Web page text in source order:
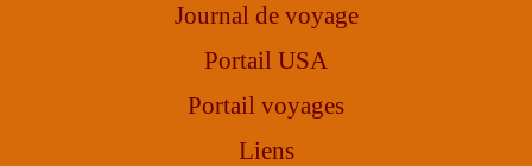
Journal de voyage
Portail USA
Portail voyages
Liens